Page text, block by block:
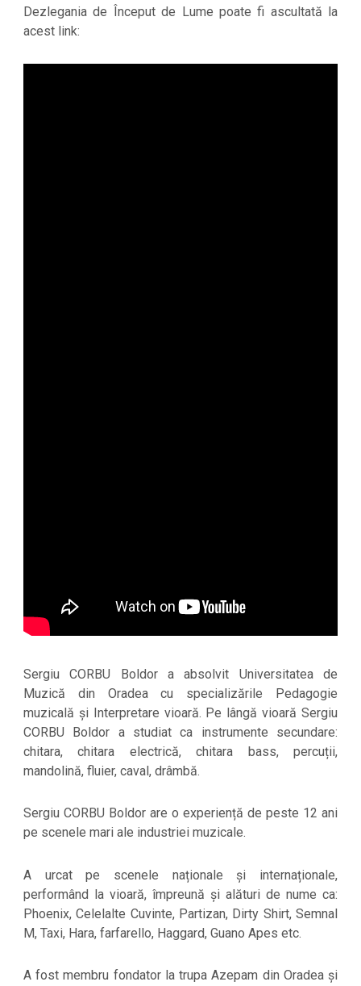
Dezlegania de Început de Lume poate fi ascultată la
acest link:
Sergiu CORBU Boldor a absolvit Universitatea de
Muzică din Oradea cu specializările Pedagogie
muzicală și Interpretare vioară. Pe lângă vioară Sergiu
CORBU Boldor a studiat ca instrumente secundare:
chitara, chitara electrică, chitara bass, percuții,
mandolină, fluier, caval, drâmbă.
Sergiu CORBU Boldor are o experiență de peste 12 ani
pe scenele mari ale industriei muzicale.
A urcat pe scenele naționale și internaționale,
performând la vioară, împreună și alături de nume ca:
Phoenix, Celelalte Cuvinte, Partizan, Dirty Shirt, Semnal
M, Taxi, Hara, farfarello, Haggard, Guano Apes etc.
A fost membru fondator la trupa Azepam din Oradea și